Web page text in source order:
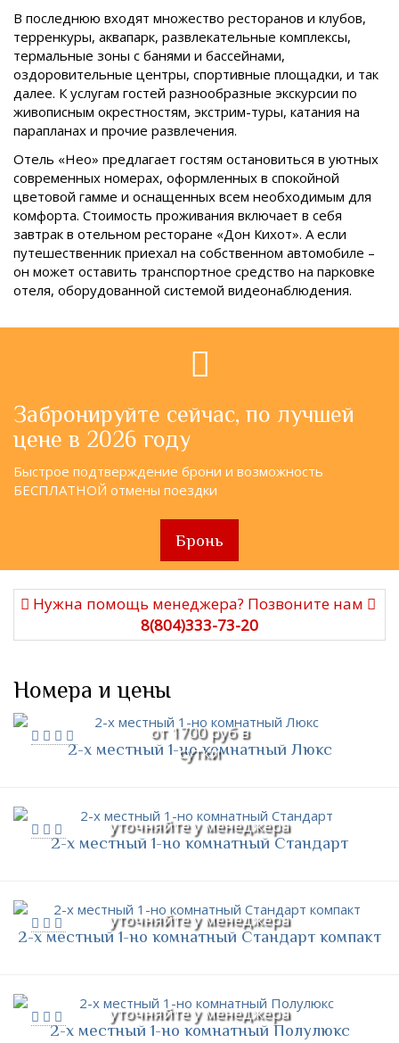
В последнюю входят множество ресторанов и клубов,
терренкуры, аквапарк, развлекательные комплексы,
термальные зоны с банями и бассейнами,
оздоровительные центры, спортивные площадки, и так
далее. К услугам гостей разнообразные экскурсии по
живописным окрестностям, экстрим-туры, катания на
парапланах и прочие развлечения.
Отель «Нео» предлагает гостям остановиться в уютных
современных номерах, оформленных в спокойной
цветовой гамме и оснащенных всем необходимым для
комфорта. Стоимость проживания включает в себя
завтрак в отельном ресторане «Дон Кихот». А если
путешественник приехал на собственном автомобиле –
он может оставить транспортное средство на парковке
отеля, оборудованной системой видеонаблюдения.
Забронируйте сейчас, по лучшей
цене в 2026 году
Быстрое подтверждение брони и возможность
БЕСПЛАТНОЙ отмены поездки
Бронь
Нужна помощь менеджера? Позвоните нам
8(804)333-73-20
Номера и цены
от 1700 руб в
сутки
2-х местный 1-но комнатный Люкс
уточняйте у менеджера
2-х местный 1-но комнатный Стандарт
уточняйте у менеджера
2-х местный 1-но комнатный Стандарт компакт
уточняйте у менеджера
2-х местный 1-но комнатный Полулюкс